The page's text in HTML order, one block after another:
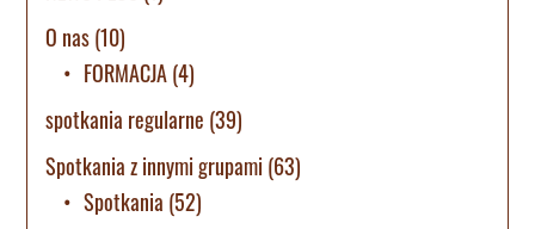
O nas(10)
FORMACJA(4)
spotkania regularne (39)
Spotkania z innymi grupami (63)
Spotkania (52)